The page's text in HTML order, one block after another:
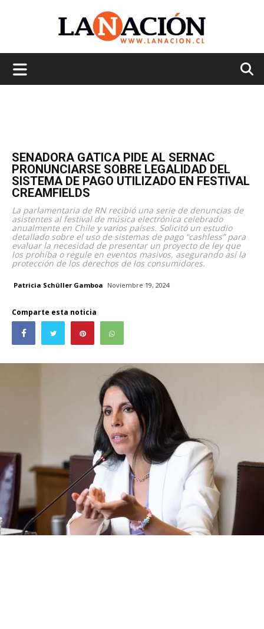
SENADORA GATICA PIDE AL SERNAC
PRONUNCIARSE SOBRE LEGALIDAD DEL
SISTEMA DE PAGO UTILIZADO EN FESTIVAL
CREAMFIELDS
La parlamentaria de RN recibió una serie de denuncias de
asistentes al festival de música electrónica celebrado
anualmente en Chile y varios países. Solicitó un estudio
detallado sobre el uso de sistemas de pago “cashless” para
evaluar la necesidad de presentar un proyecto de ley que
los prohíba o regule en eventos masivos, asegurando así la
protección de los derechos de los consumidores.
Patricia Schüller Gamboa Noviembre 19, 2024
Comparte esta noticia